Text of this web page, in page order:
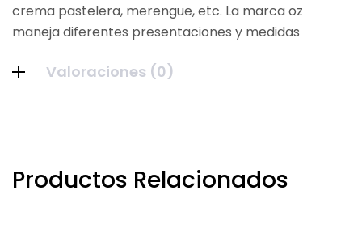
crema pastelera, merengue, etc. La marca oz
maneja diferentes presentaciones y medidas
Valoraciones (0)
Productos Relacionados